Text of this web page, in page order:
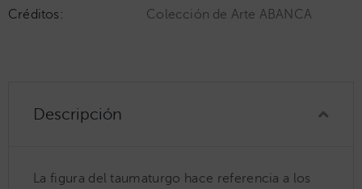
Créditos: Colección de Arte ABANCA
Descripción
La figura del taumaturgo hace referencia a los